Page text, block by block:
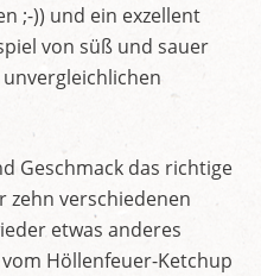
;-)) und ein exzellent
von süß und sauer
unvergleichlichen
Geschmack das richtige
zehn verschiedenen
etwas anderes
Höllenfeuer-Ketchup